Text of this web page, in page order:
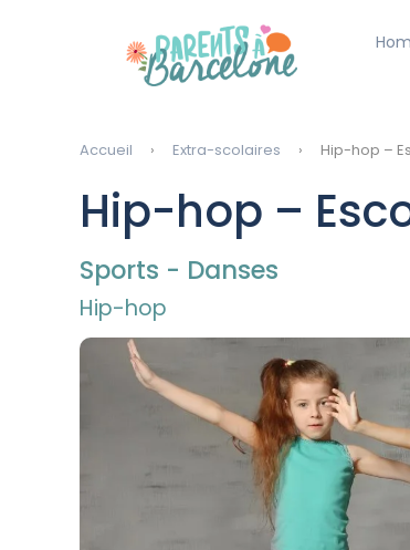
Accueil Extra-scolaires Hip-hop –
Hip-hop –
Sports - Danses
Hip-hop